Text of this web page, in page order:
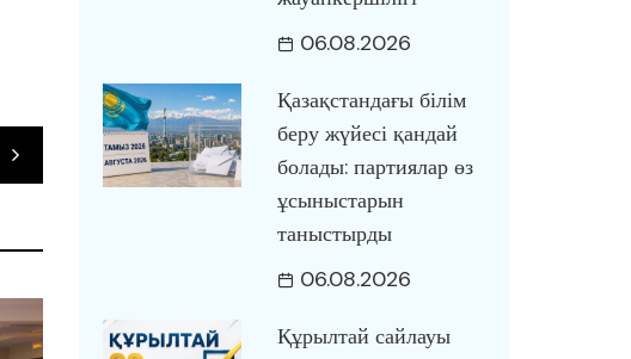
06.08.2026
Қазақстандағы білім
беру жүйесі қандай
болады: партиялар өз
ұсыныстарын
таныстырды
06.08.2026
Құрылтай сайлауы